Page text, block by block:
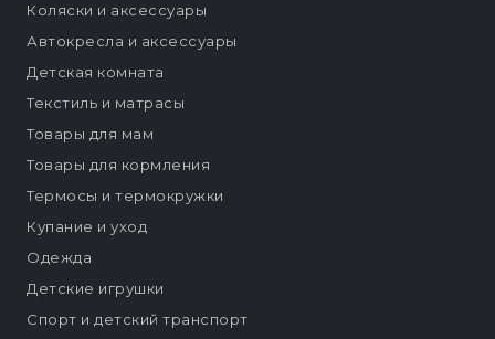
Коляски и аксессуары
Автокресла и аксессуары
Детская комната
Текстиль и матрасы
Товары для мам
Товары для кормления
Термосы и термокружки
Купание и уход
Одежда
Детские игрушки
Спорт и детский транспорт